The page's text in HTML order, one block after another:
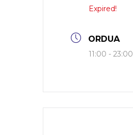
Expired!
ORDUA
11:00 - 23:00